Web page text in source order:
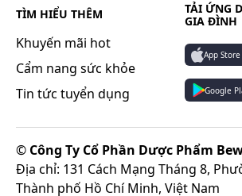
TÌM HIỂU THÊM
Khuyến mãi hot
Cẩm nang sức khỏe
Tin tức tuyển dụng
TẢI ỨNG
GIA ĐÌNH
App Store
Google
© Công Ty Cổ Phần Dược Phẩm
Địa chỉ: 131 Cách Mạng Tháng 8,
Thành phố Hồ Chí Minh, Việt Nam